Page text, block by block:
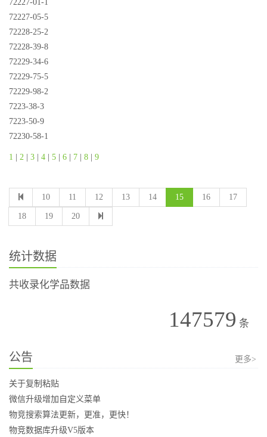
72227-01-1
72227-05-5
72228-25-2
72228-39-8
72229-34-6
72229-75-5
72229-98-2
7223-38-3
7223-50-9
72230-58-1
1 2 3 4 5 6 7 8 9
10 11 12 13 14 15 16 17
18 19 20
统计数据
共收录化学品数据
147579 条
公告 更多>
关于复制粘贴
微信升级增加自定义菜单
物竞搜索算法更新，更准，更快！
物竞数据库升级V5版本